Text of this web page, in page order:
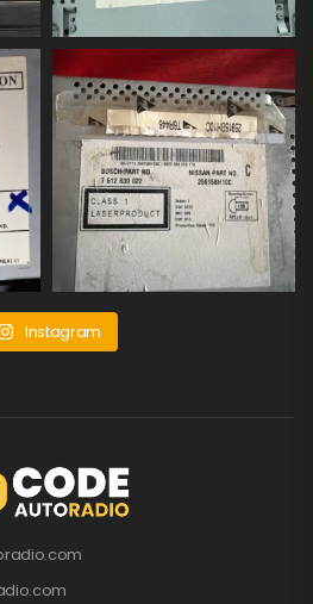
Instagram